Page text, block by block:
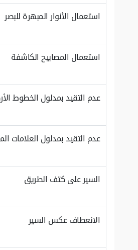
استعمال الأنوار المبهرة للبصر
استعمال المصابيح الكاشفة
عدم التقيد بمدلول الخطوط
عدم التقيد بمدلول العلامات
السير على كتف الطريق
الانعطاف عكس السير